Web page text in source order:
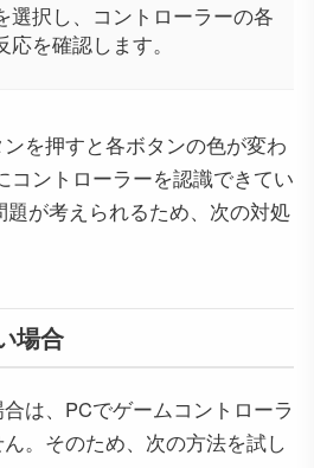
選択し、コントローラーの各
を確認します。
を押すと各ボタンの色が変わ
コントローラーを認識できてい
題が考えられるため、次の対処
場合
は、PCでゲームコントローラ
。そのため、次の方法を試し